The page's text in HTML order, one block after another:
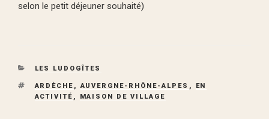
selon le petit déjeuner souhaité)
CATÉGORIES
LES LUDOGÎTES
ÉTIQUETTES
ARDÈCHE AUVERGNE-RHÔNE-ALPES
EN
ACTIVITÉ
MAISON DE VILLAGE